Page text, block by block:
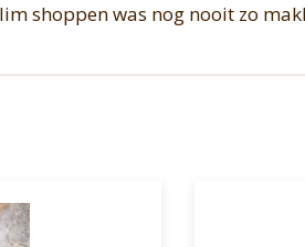
shoppen was nog nooit zo